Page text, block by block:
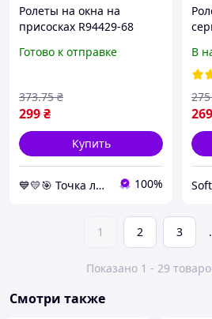
Ролеты на окна на
присосках R94429-68
шторка солнцезащитная
Готово к отправке
299₴
373.75 ₴
Купить
💙💛🎯 Точка лучших покупок ⚖ ⤵ 100%
В
269
275
1 2 3
Показано 1 - 29
Смотри также